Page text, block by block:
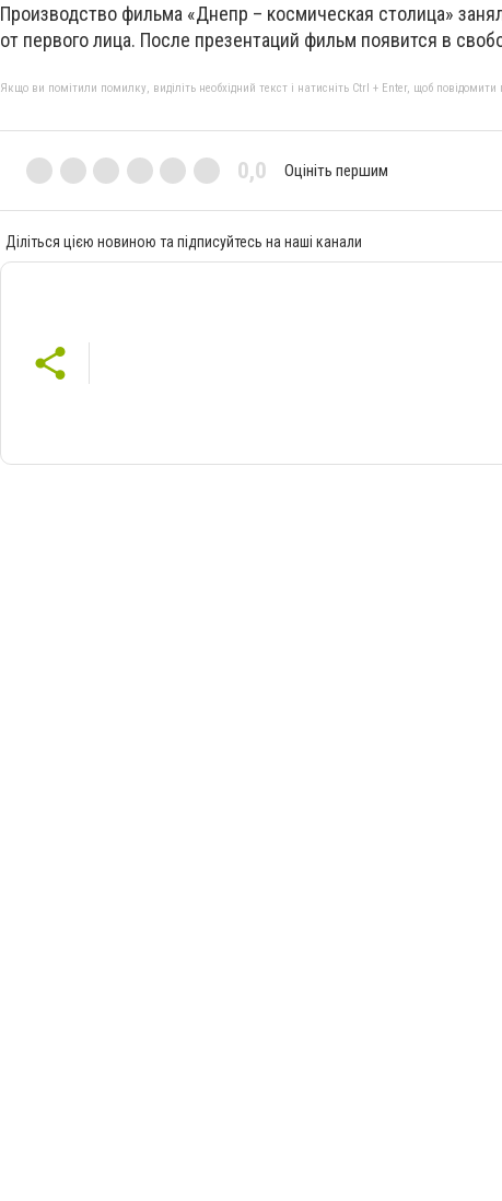
Производство фильма «Днепр – космическая столица»
от первого лица. После презентаций фильм появится в
Якщо ви помітили помилку, виділіть необхідний текст і натисніть Ctrl + Enter, щоб повідомити
0,0 Оцініть першим
Діліться цією новиною та підписуйтесь на наші канали